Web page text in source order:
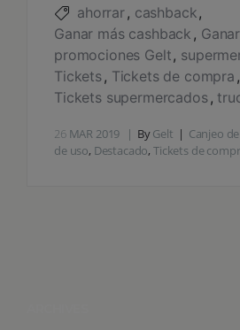
ahorrar
cashback
Ganar más cashback
promociones Gelt
Tickets
Tickets de compra
Tickets supermercados
26 MAR 2019 ByGelt Canjeo
de uso, Destacado, Tickets de